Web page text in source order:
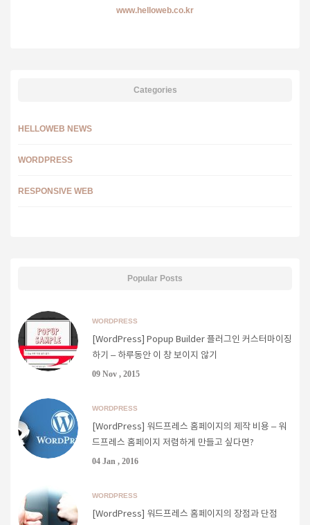
www.helloweb.co.kr
Categories
HELLOWEB NEWS
WORDPRESS
RESPONSIVE WEB
Popular Posts
WORDPRESS
[WordPress] Popup Builder 플러그인 커스터마이징
하기 – 하루동안 이 창 보이지 않기
09 Nov , 2015
WORDPRESS
[WordPress] 워드프레스 홈페이지의 제작 비용 – 워
드프레스 홈페이지 저렴하게 만들고 싶다면?
04 Jan , 2016
WORDPRESS
[WordPress] 워드프레스 홈페이지의 장점과 단점